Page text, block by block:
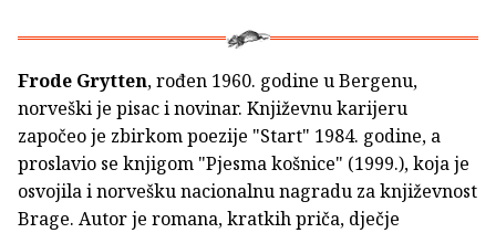
Frode Grytten, rođen 1960. godine u Bergenu,
norveški je pisac i novinar. Književnu karijeru
započeo je zbirkom poezije "Start" 1984. godine, a
proslavio se knjigom "Pjesma košnice" (1999.), koja je
osvojila i norvešku nacionalnu nagradu za književnost
Brage. Autor je romana, kratkih priča, dječje